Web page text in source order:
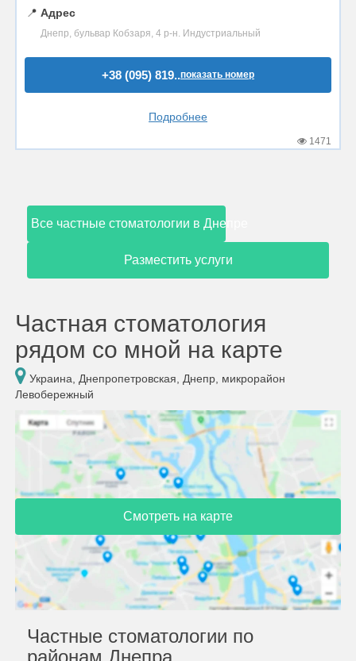
📍 Адрес
Днепр, бульвар Кобзаря, 4 р-н. Индустриальный
+38 (095) 819..показать номер
Подробнее
1471
Все частные стоматологии в Днепре
Разместить услуги
Частная стоматология
рядом со мной на карте
Украина, Днепропетровская, Днепр, микрорайон
Левобережный
Смотреть на карте
Частные стоматологии по
районам Днепра